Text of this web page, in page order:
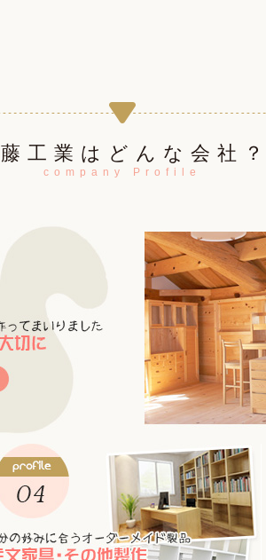
武藤工業はどんな会社？
company Profile